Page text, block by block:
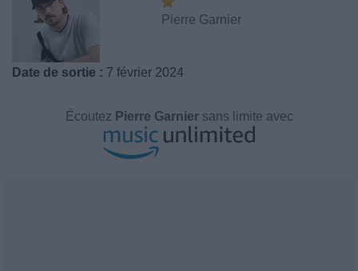
Pierre Garnier
Date de sortie : 7 février 2024
Écoutez Pierre Garniersans limite avec